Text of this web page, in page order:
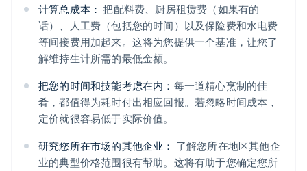
计算总成本： 把配料费、厨房租赁费（如果有的
话）、人工费（包括您的时间）以及保险费和水电费
等间接费用加起来。这将为您提供一个基准，让您了
解维持生计所需的最低金额。
把您的时间和技能考虑在内： 每一道精心烹制的佳
肴，都值得为耗时付出相应回报。若忽略时间成本，
定价就很容易低于实际价值。
研究您所在市场的其他企业： 了解您所在地区其他企
业的典型价格范围很有帮助。这将有助于您确定您所